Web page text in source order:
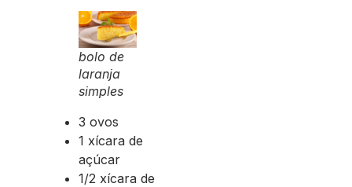
bolo de
laranja
simples
3 ovos
1 xícara de
açúcar
1/2 xícara de